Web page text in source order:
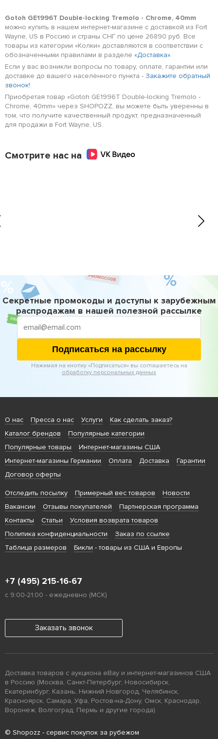
Gotoh GE1996T Double-locking Tremolo - Chrome, 40mm
можно купить в нашем интернет-магазине с доставкой из Fort
Wayne, US в Россию и страны СНГ по цене 26890 руб. Все
товары из категории «Колки» доставляются в соответствии с
обозначенными правилами в разделе «Доставка».
Если у вас возникли вопросы по товару, оплате, гарантии или
доставке до вашего населённого пункта - Закажите обратный
звонок!.
Приобретая товар «Gotoh GE1996T Double-locking Tremolo -
Chrome, 40mm» через SHOPOZZ, вы можете быть уверенны в
том, что получите качественный продукт, предназначенный
для продажи в Fort Wayne, US.
Смотрите нас на
Секретные промокоды и доступы к зарубежным
распродажам в нашей полезной рассылке
Подписаться на рассылку
Нажимая на кнопку «Подписаться» вы соглашаетесь на
обработку персональных данных
О нас Пресса о нас Услуги
Как сделать заказ?
Каталог брендов
Популярные категории
Популярные товары
Интернет-магазины США
Интернет-магазины Германии
Оплата Доставка
Гарантии
Договор оферты
Отследить посылку Примерный вес товаров
Новости
Вакансии
Отзывы покупателей
Партнерская программа
Контакты
Статьи
Условия возврата товаров
Политика конфиденциальности
Заказ по ссылке
Таблица размеров
Бикли - товары из США и Европы
+7 (495) 215-16-67
с 9:00-21:00 - ежедневно (МСК)
Заказать звонок
Доставка товаров с аукциона eBay и интернет-магазинов США
в Россию (Москва, Санкт-Петербург, Новосибирск,
Екатеринбург, Казань, Нижний Новгород, Челябинск,
Красноярск, Самара, Уфа, Ростов-на-Дону, Омск, Краснодар,
Воронеж, Волгоград, Пермь и другие города).
© Shopozz - сервис покупок за рубежом